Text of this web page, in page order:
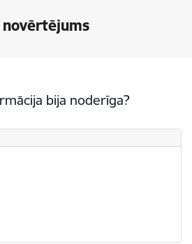
bija noderīga?
noderīga?